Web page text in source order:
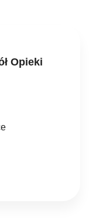
Opieki